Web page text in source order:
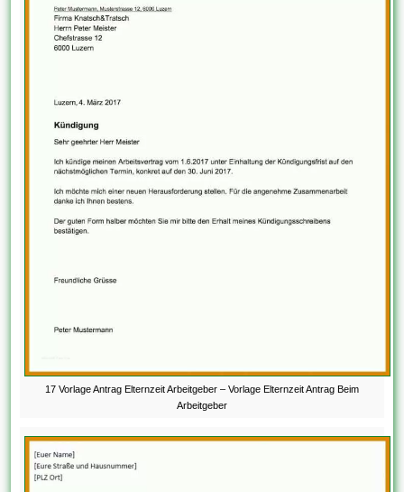
17 Vorlage Antrag Elternzeit Arbeitgeber – Vorlage Elternzeit Antrag Beim
Arbeitgeber